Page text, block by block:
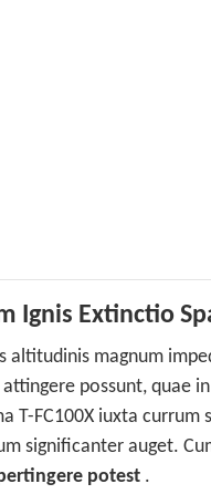
Ignis Extinctio
altitudinis magnum
possunt, quae
T-FC100X iuxta
significanter auget.
potest.